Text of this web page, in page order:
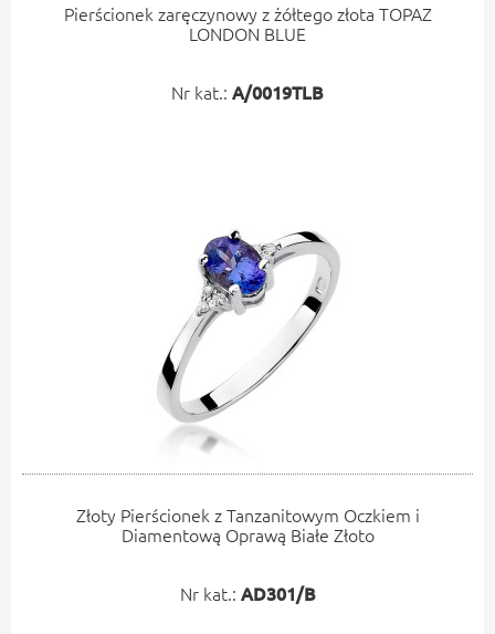
Pierścionek zaręczynowy z żółtego złota TOPAZ
LONDON BLUE
Nr kat.: A/0019TLB
Złoty Pierścionek z Tanzanitowym Oczkiem i
Diamentową Oprawą Białe Złoto
Nr kat.: AD301/B